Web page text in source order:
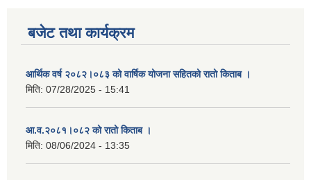
बजेट तथा कार्यक्रम
आर्थिक वर्ष २०८२।०८३ को वार्षिक योजना सहितको रातो किताब ।
मिति: 07/28/2025 - 15:41
आ.व.२०८१।०८२ को रातो किताब ।
मिति: 08/06/2024 - 13:35